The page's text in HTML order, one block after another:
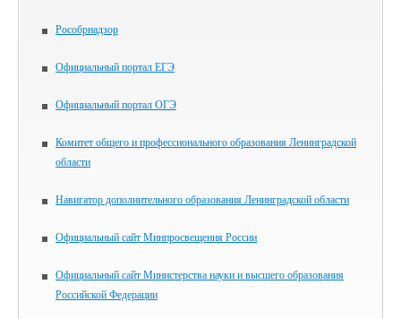
Рособрнадзор
Официальный портал ЕГЭ
Официальный портал ОГЭ
Комитет общего и профессионального образования Ленинградской
области
Навигатор дополнительного образования Ленинградской области
Официальный сайт Минпросвещения России
Официальный сайт Министерства науки и высшего образования
Российской Федерации